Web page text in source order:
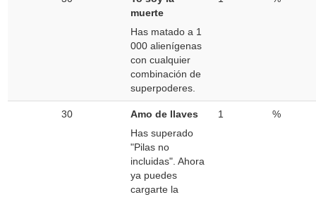
muerte
Has matado a 1
000 alienígenas
con cualquier
combinación de
superpoderes.
30
Amo de llaves
Has superado
"Pilas no
incluidas". Ahora
ya puedes
cargarte la
1 %